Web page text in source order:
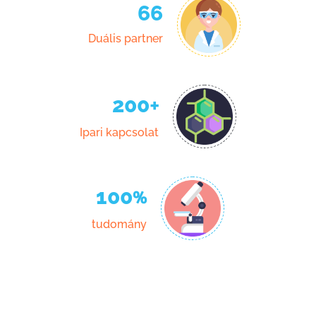
66
Duális partner
200+
Ipari kapcsolat
100%
tudomány